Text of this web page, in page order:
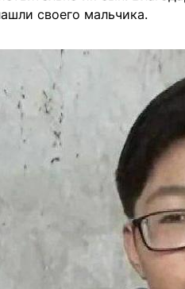
своего мальчика.